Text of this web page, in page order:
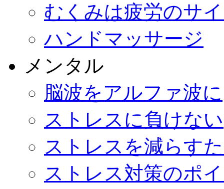
むくみは疲労のサ
ハンドマッサージ
メンタル
脳波をアルファ波に
ストレスに負けない
ストレスを減らす
ストレス対策のポ